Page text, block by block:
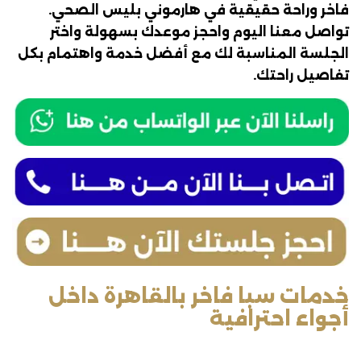
فاخر وراحة حقيقية في هارموني بليس الصحي.
تواصل معنا اليوم واحجز موعدك بسهولة واختر
الجلسة المناسبة لك مع أفضل خدمة واهتمام بكل
تفاصيل راحتك.
خدمات سبا فاخر بالقاهرة داخل
أجواء احترافية